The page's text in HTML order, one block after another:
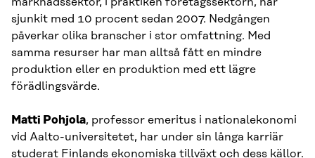
sjunkit med 10 procent sedan 2007. Nedgången
påverkar olika branscher i stor omfattning. Med
samma resurser har man alltså fått en mindre
produktion eller en produktion med ett lägre
förädlingsvärde.
Matti Pohjola, professor emeritus i nationalekonomi
vid Aalto-universitetet, har under sin långa karriär
studerat Finlands ekonomiska tillväxt och dess källor.